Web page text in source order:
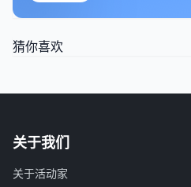
猜你喜欢
关于我们
关于活动家